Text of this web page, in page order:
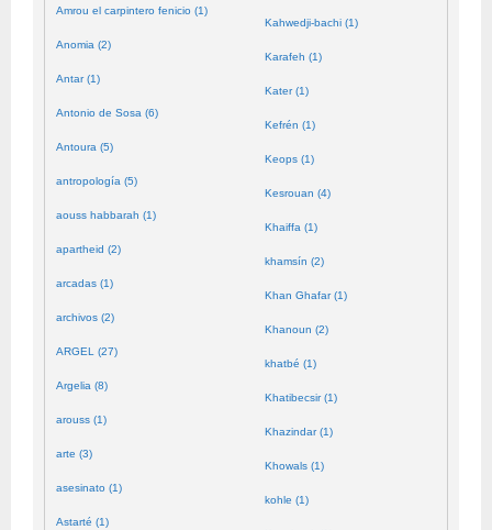
Amrou el carpintero fenicio (1)
Anomia (2)
Antar (1)
Antonio de Sosa (6)
Antoura (5)
antropología (5)
aouss habbarah (1)
apartheid (2)
arcadas (1)
archivos (2)
ARGEL (27)
Argelia (8)
arouss (1)
arte (3)
asesinato (1)
Astarté (1)
Kahwedji-bachi (1)
Karafeh (1)
Kater (1)
Kefrén (1)
Keops (1)
Kesrouan (4)
Khaiffa (1)
khamsín (2)
Khan Ghafar (1)
Khanoun (2)
khatbé (1)
Khatibecsir (1)
Khazindar (1)
Khowals (1)
kohle (1)